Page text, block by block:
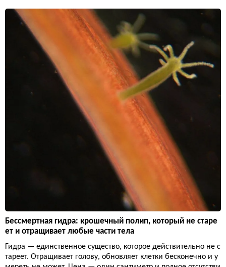
Бессмертная гидра: крошечный полип, который не старе
ет и отращивает любые части тела
Гидра — единственное существо, которое действительно не с
тареет. Отращивает голову, обновляет клетки бесконечно и у